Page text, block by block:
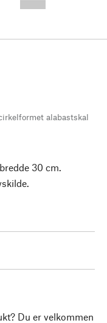
alabastskal
30 cm.
Du er velkommen